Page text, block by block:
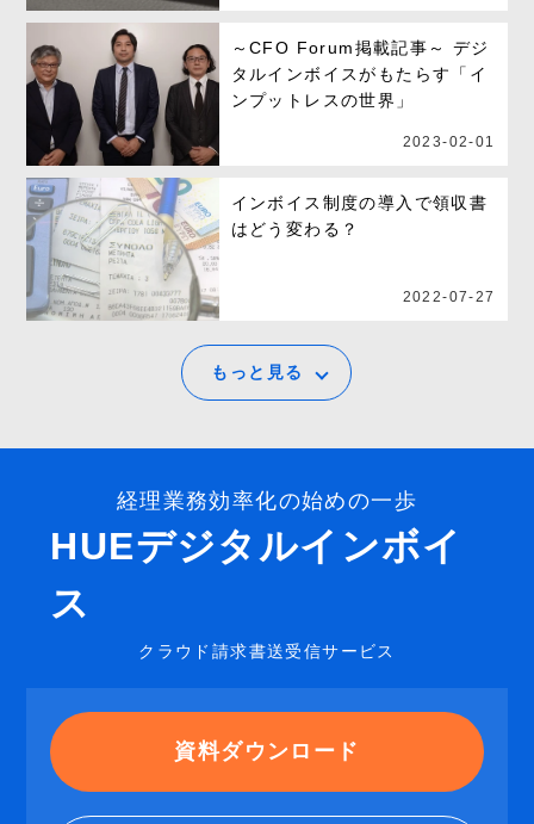
～CFO Forum掲載記事～ デジ
タルインボイスがもたらす「イ
ンプットレスの世界」
2023-02-01
インボイス制度の導入で領収書
はどう変わる？
2022-07-27
もっと見る
経理業務効率化の始めの一歩
HUEデジタルインボイ
ス
クラウド請求書送受信サービス
資料ダウンロード